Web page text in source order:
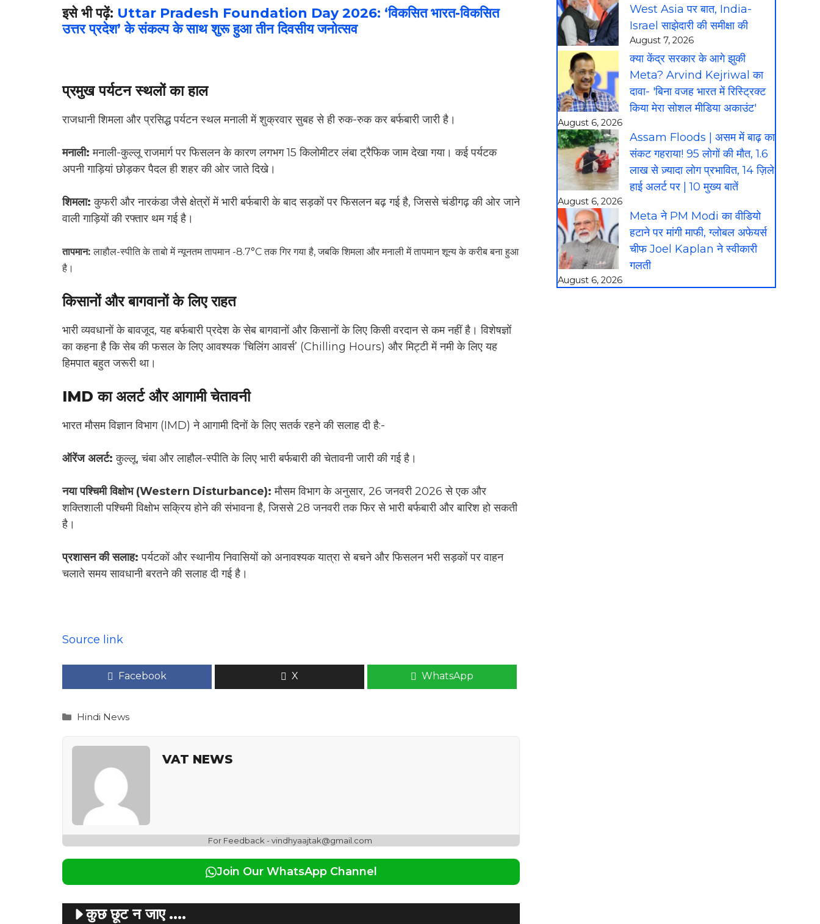
इसे भी पढ़ें: Uttar Pradesh Foundation Day 2026: ‘विकसित भारत-विकसित
उत्तर प्रदेश’ के संकल्प के साथ शुरू हुआ तीन दिवसीय जनोत्सव
प्रमुख पर्यटन स्थलों का हाल
राजधानी शिमला और प्रसिद्ध पर्यटन स्थल मनाली में शुक्रवार सुबह से ही रुक-रुक कर बर्फबारी जारी है।
मनाली:मनाली-कुल्लू राजमार्ग पर फिसलन के कारण लगभग 15 किलोमीटर लंबा ट्रैफिक जाम देखा गया। कई पर्यटक
अपनी गाड़ियां छोड़कर पैदल ही शहर की ओर जाते दिखे।
शिमला:कुफरी और नारकंडा जैसे क्षेत्रों में भारी बर्फबारी के बाद सड़कों पर फिसलन बढ़ गई है, जिससे चंडीगढ़ की ओर जाने
वाली गाड़ियों की रफ्तार थम गई है।
तापमान:लाहौल-स्पीति के ताबो में न्यूनतम तापमान -8.7°C तक गिर गया है, जबकि शिमला और मनाली में तापमान शून्य के करीब बना हुआ
है।
किसानों और बागवानों के लिए राहत
भारी व्यवधानों के बावजूद, यह बर्फबारी प्रदेश के सेब बागवानों और किसानों के लिए किसी वरदान से कम नहीं है। विशेषज्ञों
का कहना है कि सेब की फसल के लिए आवश्यक ‘चिलिंग आवर्स’ (Chilling Hours) और मिट्टी में नमी के लिए यह
हिमपात बहुत जरूरी था।
IMD का अलर्ट और आगामी चेतावनी
भारत मौसम विज्ञान विभाग (IMD) ने आगामी दिनों के लिए सतर्क रहने की सलाह दी है:-
ऑरेंज अलर्ट:कुल्लू, चंबा और लाहौल-स्पीति के लिए भारी बर्फबारी की चेतावनी जारी की गई है।
नया पश्चिमी विक्षोभ (Western Disturbance):मौसम विभाग के अनुसार, 26 जनवरी 2026 से एक और
शक्तिशाली पश्चिमी विक्षोभ सक्रिय होने की संभावना है, जिससे 28 जनवरी तक फिर से भारी बर्फबारी और बारिश हो सकती
है।
प्रशासन की सलाह:पर्यटकों और स्थानीय निवासियों को अनावश्यक यात्रा से बचने और फिसलन भरी सड़कों पर वाहन
चलाते समय सावधानी बरतने की सलाह दी गई है।
Source link
Facebook X WhatsApp
Categories
Hindi News
VAT NEWS
For Feedback - vindhyaajtak@gmail.com
Join Our WhatsApp Channel
कुछ छूट न जाए ....
West Asia पर बात, India-
Israel साझेदारी की समीक्षा की
August 7, 2026
क्या केंद्र सरकार के आगे झुकी
Meta? Arvind Kejriwal का
दावा- 'बिना वजह भारत में रिस्ट्रिक्ट
किया मेरा सोशल मीडिया अकाउंट'
August 6, 2026
Assam Floods | असम में बाढ़ का
संकट गहराया! 95 लोगों की मौत, 1.6
लाख से ज़्यादा लोग प्रभावित, 14 ज़िले
हाई अलर्ट पर | 10 मुख्य बातें
August 6, 2026
Meta ने PM Modi का वीडियो
हटाने पर मांगी माफी, ग्लोबल अफेयर्स
चीफ Joel Kaplan ने स्वीकारी
गलती
August 6, 2026